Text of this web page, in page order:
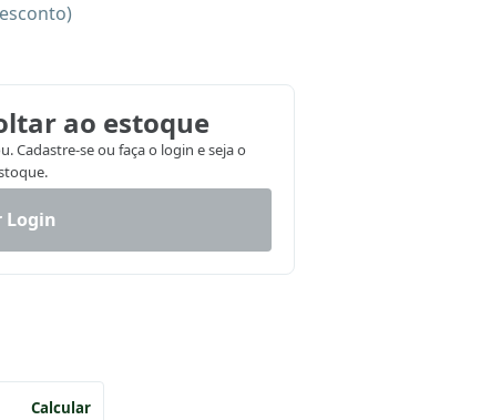
ao estoque
Cadastre-se ou faça o login e seja o
Login
Calcular